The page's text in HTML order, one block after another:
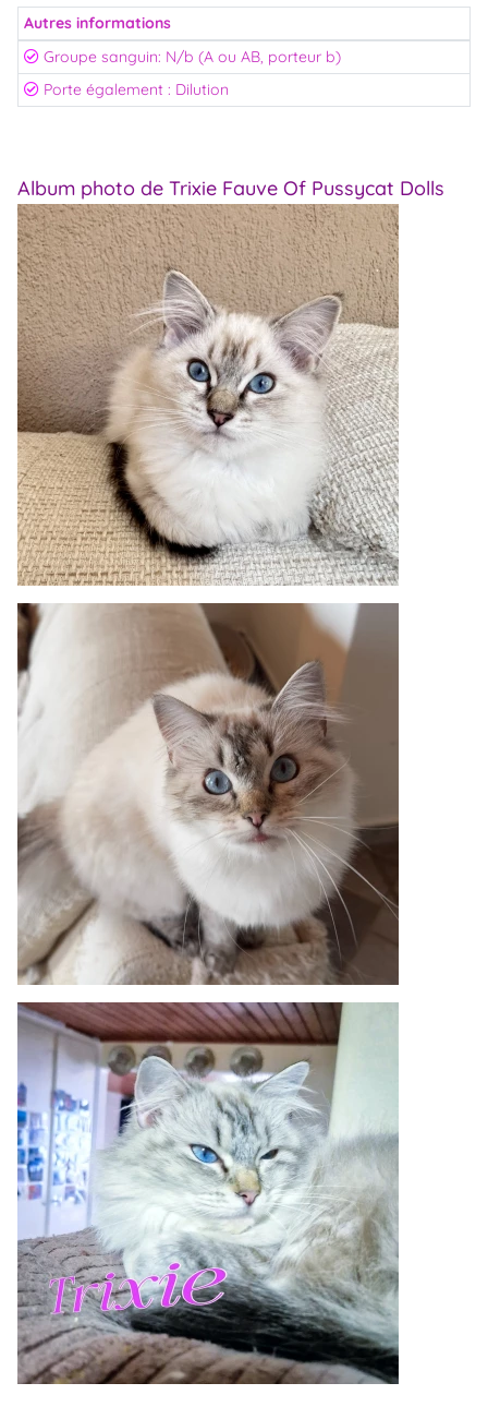
Autres informations
Groupe sanguin: N/b (A ou AB, porteur b)
Porte également : Dilution
Album photo de Trixie Fauve Of Pussycat Dolls